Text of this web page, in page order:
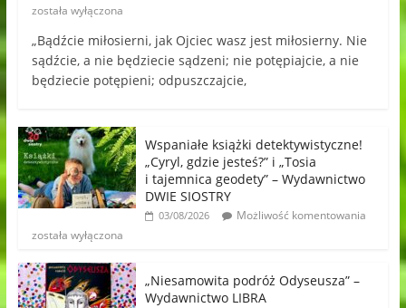
została wyłączona
„Bądźcie miłosierni, jak Ojciec wasz jest miłosierny. Nie
sądźcie, a nie będziecie sądzeni; nie potępiajcie, a nie
będziecie potępieni; odpuszczajcie,
Wspaniałe książki detektywistyczne!
„Cyryl, gdzie jesteś?” i „Tosia
i tajemnica geodety” – Wydawnictwo
DWIE SIOSTRY
03/08/2026
Możliwość komentowania
została wyłączona
„Niesamowita podróż Odyseusza” –
Wydawnictwo LIBRA